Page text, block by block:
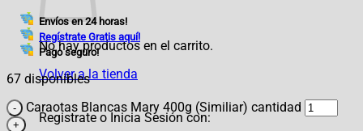
No hay productos en el carrito.
Volver a la tienda
Registrate o Inicia Sesión con:
Envíos en 24 horas!
Regístrate Gratis aquí!
Pago seguro!
67 disponibles
Caraotas Blancas Mary 400g (Similiar) cantidad